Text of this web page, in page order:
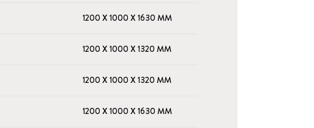
1200 X 1000 X 1630 MM
1200 X 1000 X 1320 MM
1200 X 1000 X 1320 MM
1200 X 1000 X 1630 MM